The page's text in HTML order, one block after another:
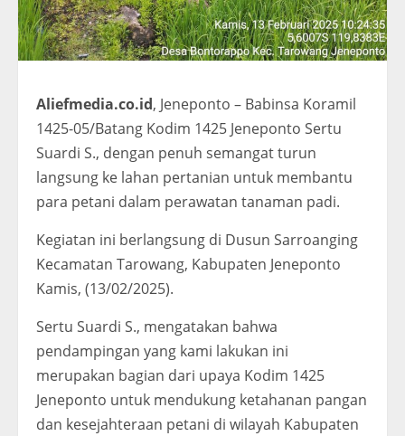
Aliefmedia.co.id, Jeneponto – Babinsa Koramil
1425-05/Batang Kodim 1425 Jeneponto Sertu
Suardi S., dengan penuh semangat turun
langsung ke lahan pertanian untuk membantu
para petani dalam perawatan tanaman padi.
Kegiatan ini berlangsung di Dusun Sarroanging
Kecamatan Tarowang, Kabupaten Jeneponto
Kamis, (13/02/2025).
Sertu Suardi S., mengatakan bahwa
pendampingan yang kami lakukan ini
merupakan bagian dari upaya Kodim 1425
Jeneponto untuk mendukung ketahanan pangan
dan kesejahteraan petani di wilayah Kabupaten